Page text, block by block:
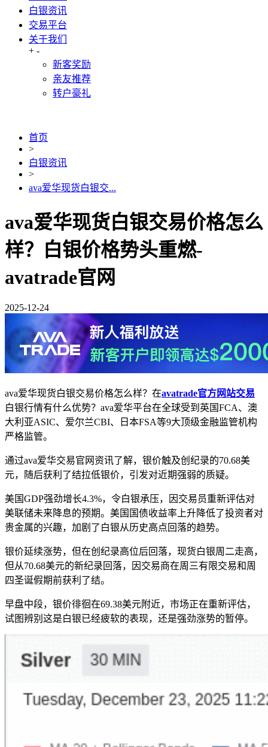
白银资讯
交易平台
关于我们
+ -
新客奖励
亲友推荐
转户豪礼
首页
>
白银资讯
>
ava爱华现货白银交...
ava爱华现货白银交易价格怎么
样？白银价格势头重燃-
avatrade官网
2025-12-24
ava爱华现货白银交易价格怎么样？在avatrade官方网站交易
白银行情有什么优势？‌‌ava爱华平台在全球受到英国FCA‌、‌澳
大利亚ASIC‌、‌爱尔兰CBI‌、‌日本FSA‌等9大顶级金融监管机构
严格监管。
通过ava爱华交易官网资讯了解，银价触及创纪录的70.68美
元，随后获利了结拉低银价，引发对近期强弱的质疑。
美国GDP强劲增长4.3%，令白银承压，因交易员重新评估对
美联储未来降息的预期。美国国债收益率上升降低了投资者对
贵金属的兴趣，加剧了白银从历史高点回落的趋势。
银价延续涨势，但在创纪录高位后回落，现货白银周二走高，
但从70.68美元的新纪录回落，因交易商在周三有限交易和周
四圣诞假期前获利了结。
早盘中段，银价徘徊在69.38美元附近，市场正在重新评估，
试图辨别这是白银已经疲软的表现，还是强劲涨势的暂停。